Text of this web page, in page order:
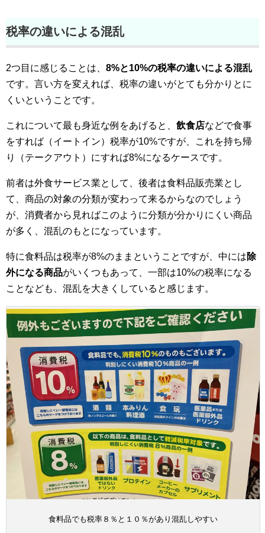
税率の違いによる混乱
2つ目に感じることは、 8%と10%の税率の違いによる混乱
です。言い方を変えれば、税率の違いがとても分かりとに
くいということです。
これについて最も身近な例をあげると、 飲食店などで食事
をすれば（イートイン）税率が10%ですが、これを持ち帰
り（テークアウト）にすれば8%になるケースです。
前者は外食サービス業として、後者は食料品販売業とし
て、商品の対象の分類が変わって来るからなのでしょう
が、消費者から見ればこのように分類が分かりにくい商品
が多く、混乱のもとになっています。
特に食料品は税率が8%のままということですが、中には除
外になる商品がいくつもあって、一部は10%の税率になる
ことなども、混乱を大きくしていると感じます。
食料品でも税率８％と１０％があり混乱しやすい